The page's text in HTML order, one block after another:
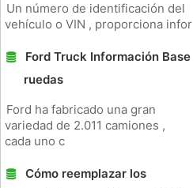
Un número de identificación del
vehículo o VIN , proporciona infor
Ford Truck Información Base
ruedas
Ford ha fabricado una gran
variedad de 2.011 camiones ,
cada uno c
Cómo reemplazar los